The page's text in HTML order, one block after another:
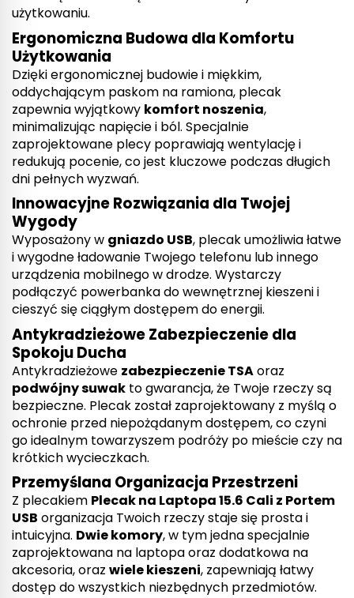
użytkowaniu.
Ergonomiczna Budowa dla Komfortu
Użytkowania
Dzięki ergonomicznej budowie i miękkim,
oddychającym paskom na ramiona, plecak
zapewnia wyjątkowy komfort noszenia,
minimalizując napięcie i ból. Specjalnie
zaprojektowane plecy poprawiają wentylację i
redukują pocenie, co jest kluczowe podczas długich
dni pełnych wyzwań.
Innowacyjne Rozwiązania dla Twojej
Wygody
Wyposażony w gniazdo USB, plecak umożliwia łatwe
i wygodne ładowanie Twojego telefonu lub innego
urządzenia mobilnego w drodze. Wystarczy
podłączyć powerbanka do wewnętrznej kieszeni i
cieszyć się ciągłym dostępem do energii.
Antykradzieżowe Zabezpieczenie dla
Spokoju Ducha
Antykradzieżowe zabezpieczenie TSAoraz
podwójny suwak to gwarancja, że Twoje rzeczy są
bezpieczne. Plecak został zaprojektowany z myślą o
ochronie przed niepożądanym dostępem, co czyni
go idealnym towarzyszem podróży po mieście czy na
krótkich wycieczkach.
Przemyślana Organizacja Przestrzeni
Z plecakiem Plecak na Laptopa 15.6 Cali z Portem
USB organizacja Twoich rzeczy staje się prosta i
intuicyjna. Dwie komory, w tym jedna specjalnie
zaprojektowana na laptopa oraz dodatkowa na
akcesoria, oraz wiele kieszeni, zapewniają łatwy
dostęp do wszystkich niezbędnych przedmiotów.